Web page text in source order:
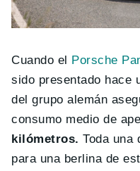
Cuando el Porsche
sido presentado hace
del grupo alemán
consumo medio de
kilómetros. Toda una
para una berlina de